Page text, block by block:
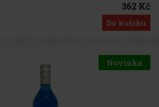
362 Kč
Do košíku
Novinka